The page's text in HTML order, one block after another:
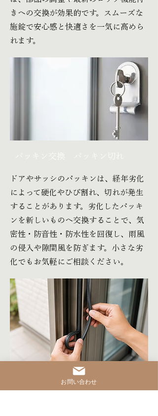
きへの交換が効果的です。スムーズな
施錠で安心感と快適さを一気に高めら
れます。
パッキン交換 パッキン切れ
ドアやサッシのパッキンは、経年劣化
によって硬化やひび割れ、切れが発生
することがあります。劣化したパッキ
ンを新しいものへ交換することで、気
密性・防音性・防水性を回復し、雨風
の侵入や隙間風を防ぎます。小さな劣
化でもお気軽にご相談ください。
ドアクローザーの交換
お問い合わせ